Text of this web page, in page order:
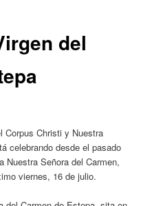
del
Corpus Christi y Nuestra
celebrando desde el pasado
Nuestra Señora del Carmen,
viernes, 16 de julio.